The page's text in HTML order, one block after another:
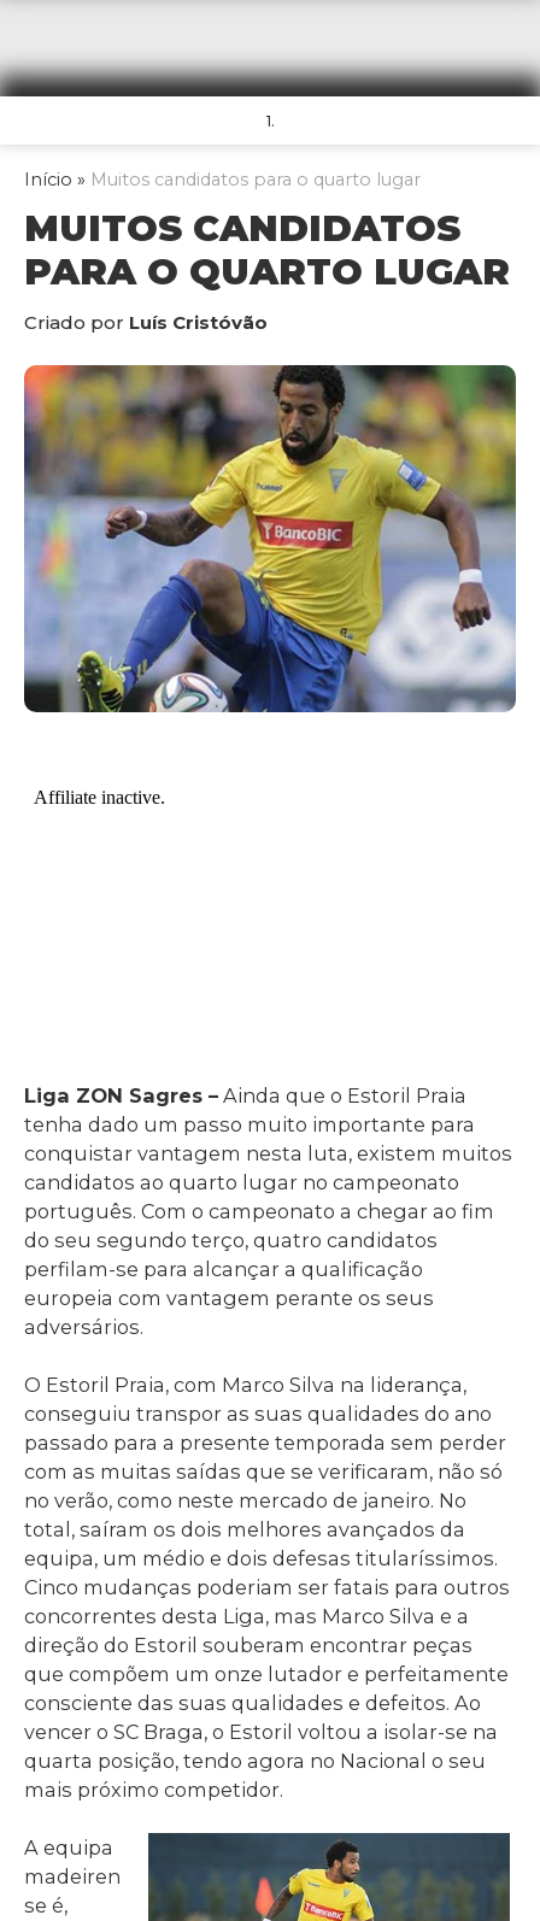
1.
Início » Muitos candidatos para o quarto lugar
MUITOS CANDIDATOS
PARA O QUARTO LUGAR
Criado por Luís Cristóvão
Liga ZON Sagres – Ainda que o Estoril Praia
tenha dado um passo muito importante para
conquistar vantagem nesta luta, existem muitos
candidatos ao quarto lugar no campeonato
português. Com o campeonato a chegar ao fim
do seu segundo terço, quatro candidatos
perfilam-se para alcançar a qualificação
europeia com vantagem perante os seus
adversários.
O Estoril Praia, com Marco Silva na liderança,
conseguiu transpor as suas qualidades do ano
passado para a presente temporada sem perder
com as muitas saídas que se verificaram, não só
no verão, como neste mercado de janeiro. No
total, saíram os dois melhores avançados da
equipa, um médio e dois defesas titularíssimos.
Cinco mudanças poderiam ser fatais para outros
concorrentes desta Liga, mas Marco Silva e a
direção do Estoril souberam encontrar peças
que compõem um onze lutador e perfeitamente
consciente das suas qualidades e defeitos. Ao
vencer o SC Braga, o Estoril voltou a isolar-se na
quarta posição, tendo agora no Nacional o seu
mais próximo competidor.
A equipa
madeiren
se é,